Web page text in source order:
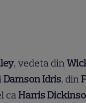
, vedeta din
Damson Idris, din
caHarris